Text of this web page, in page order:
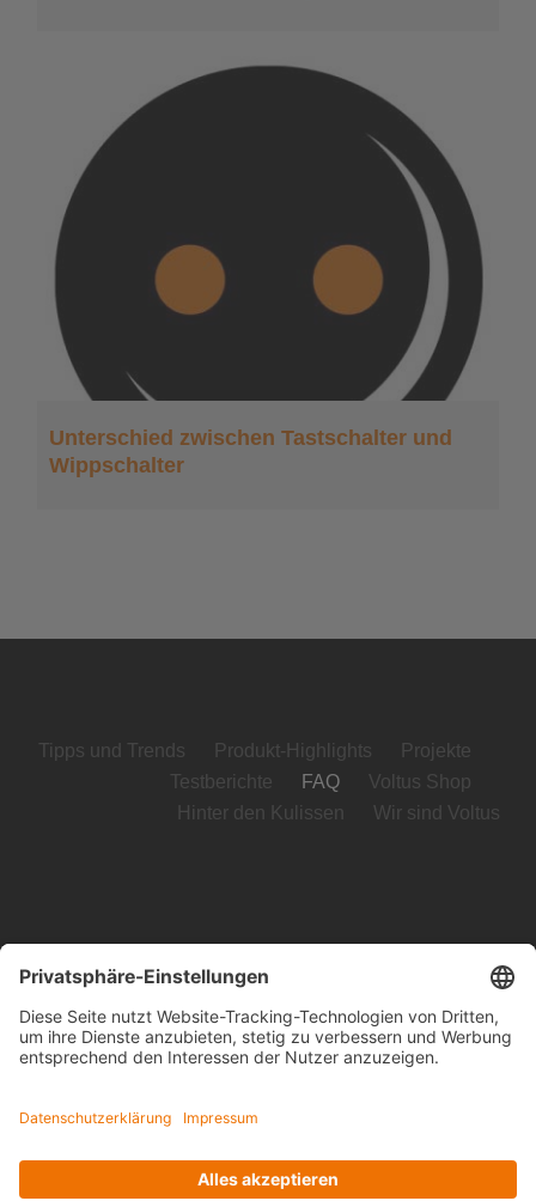
Unterschied zwischen Tastschalter und
Wippschalter
Tipps und Trends Produkt-Highlights
Projekte
Testberichte
FAQ
Voltus Shop
Hinter den Kulissen
Wir sind Voltus
Voltus GmbH
Loog 7, 23611 Bad Schwartau
Telefon: +49 (0) 451 989 03-0
www.voltus.de
Impressum|Datenschutzerklärung